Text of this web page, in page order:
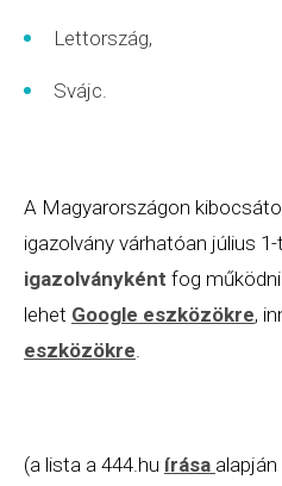
Lettország,
Svájc.
A Magyarországon
igazolvány várhatóan július
igazolványként fog
lehet Google eszközökre,
eszközökre
(a lista a 444.hu írása